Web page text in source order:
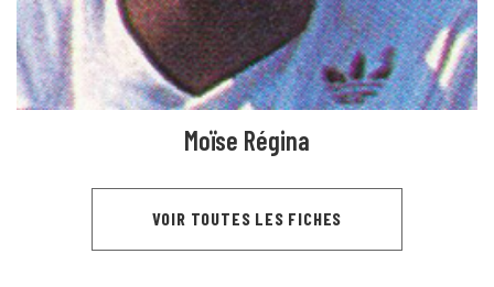
Moïse Régina
VOIR TOUTES LES FICHES